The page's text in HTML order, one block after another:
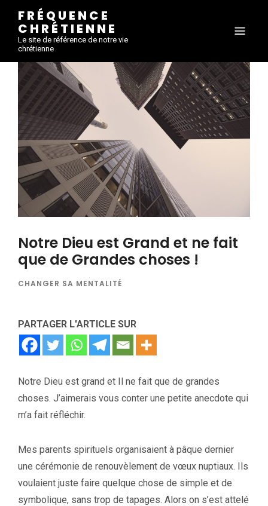
FRÉQUENCE
CHRÉTIENNE
Le site de référence de notre vie
chrétienne
Notre Dieu est Grand et ne fait
que de Grandes choses !
CHANGER SA MENTALITÉ
PARTAGER L'ARTICLE SUR
Notre Dieu est grand et Il ne fait que de grandes
choses. J’aimerais vous conter une petite anecdote qui
m’a fait réfléchir.
Mes parents spirituels organisaient à pâque dernier
une cérémonie de renouvèlement de vœux nuptiaux. Ils
voulaient juste faire quelque chose de simple et de
symbolique, sans trop de tapages. Alors on s’est attelé